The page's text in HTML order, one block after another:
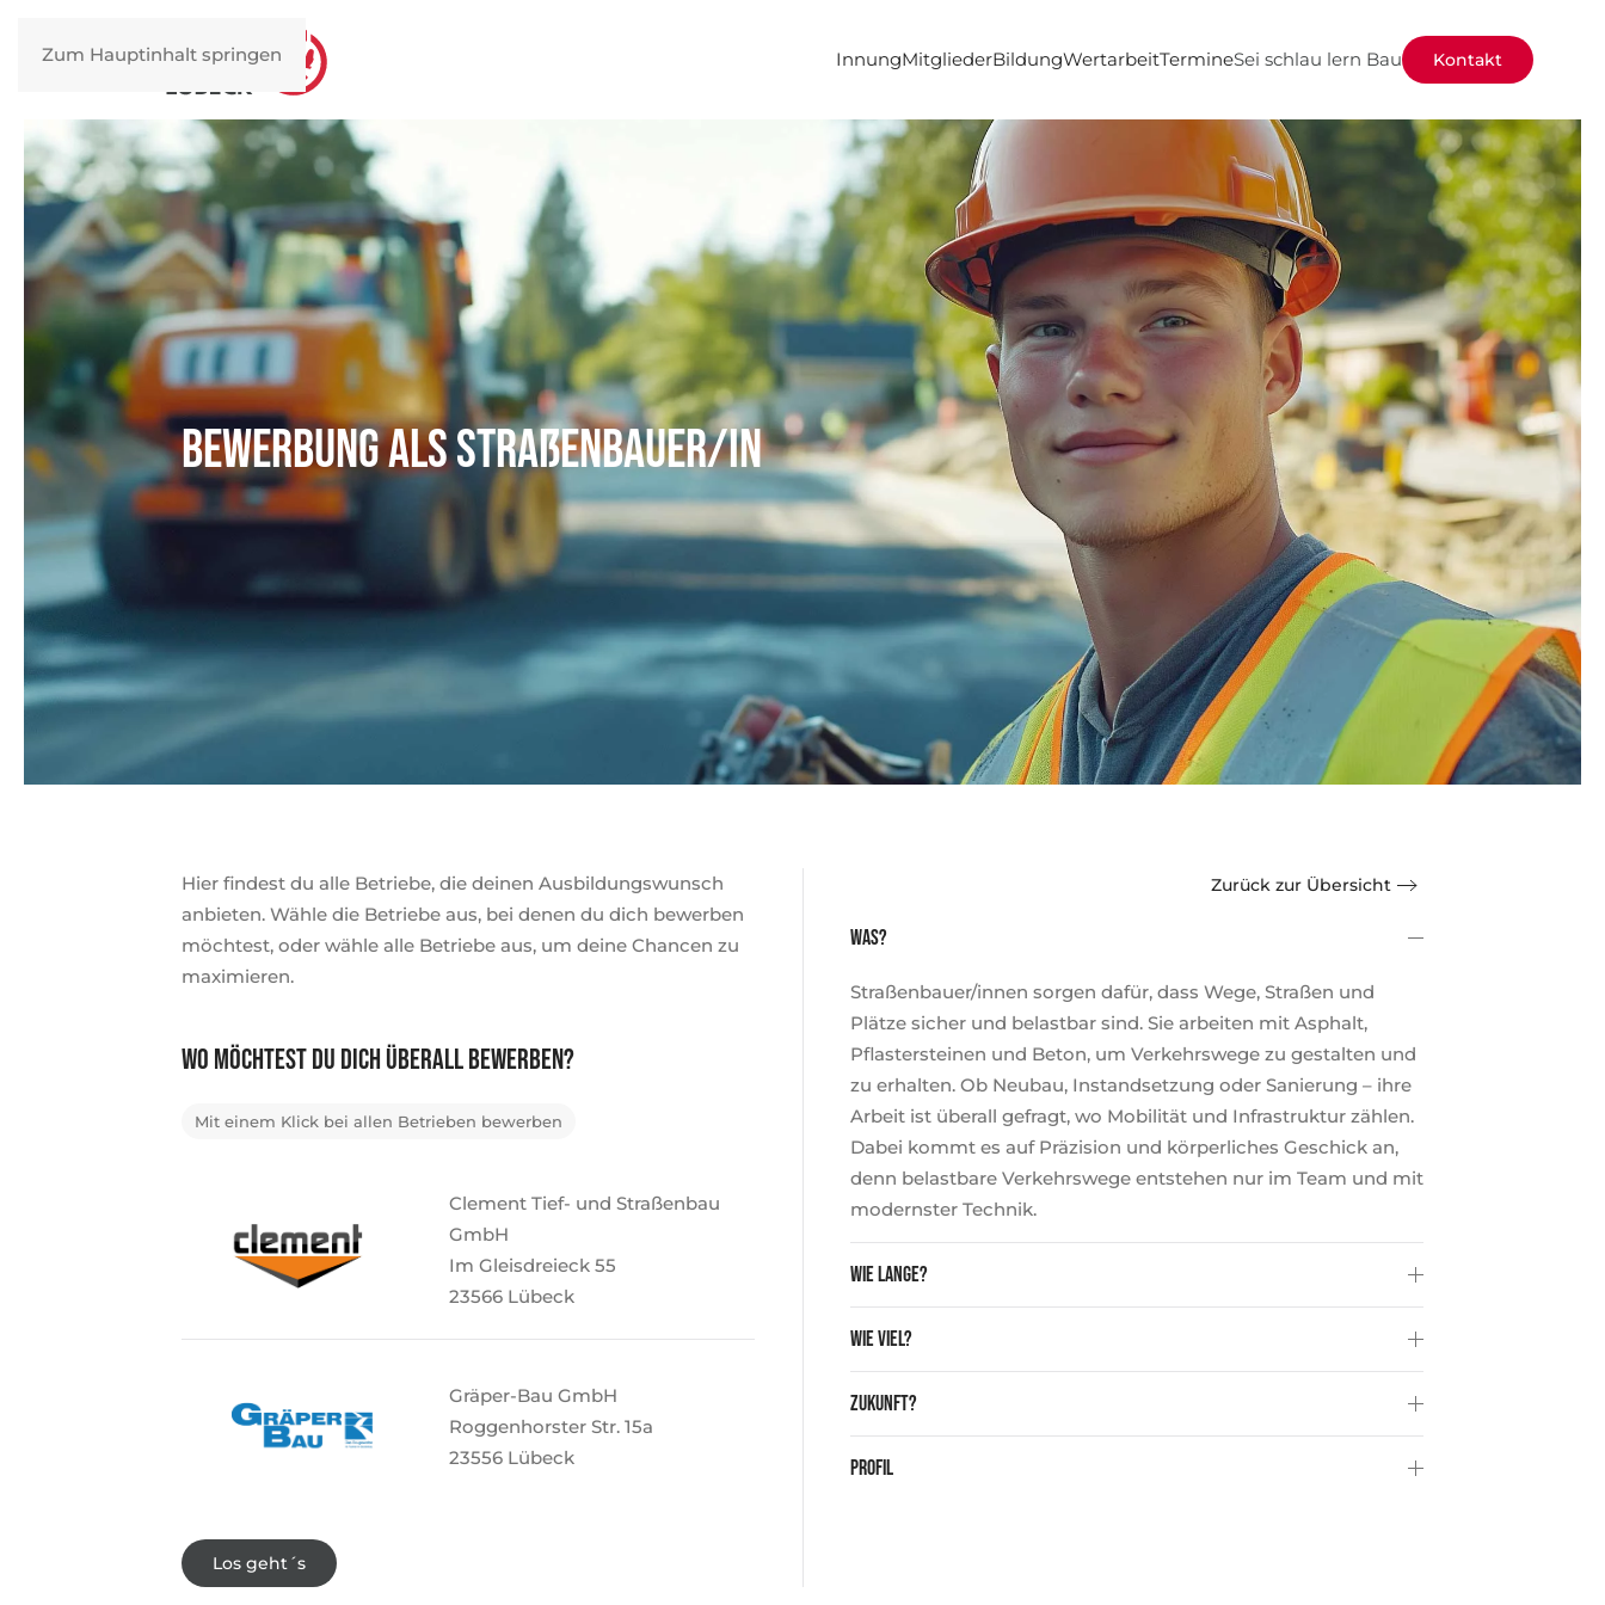
Zum Hauptinhalt springen InnungMitgliederBildungWertarbeitTermineSei schlau lern Bau Kontakt
Bewerbung als Straßenbauer/in
Hier findest du alle Betriebe, die deinen Ausbildungswunsch
anbieten. Wähle die Betriebe aus, bei denen du dich bewerben
möchtest, oder wähle alle Betriebe aus, um deine Chancen zu
maximieren.
Wo möchtest du dich überall bewerben?
Mit einem Klick bei allen Betrieben bewerben
Clement Tief- und Straßenbau
GmbH
Im Gleisdreieck 55
23566 Lübeck
Gräper-Bau GmbH
Roggenhorster Str. 15a
23556 Lübeck
Los geht´s
Zurück zur Übersicht
Was?
Straßenbauer/innen sorgen dafür, dass Wege, Straßen und
Plätze sicher und belastbar sind. Sie arbeiten mit Asphalt,
Pflastersteinen und Beton, um Verkehrswege zu gestalten und
zu erhalten. Ob Neubau, Instandsetzung oder Sanierung – ihre
Arbeit ist überall gefragt, wo Mobilität und Infrastruktur zählen.
Dabei kommt es auf Präzision und körperliches Geschick an,
denn belastbare Verkehrswege entstehen nur im Team und mit
modernster Technik.
Wie lange?
Wie viel?
Zukunft?
Profil